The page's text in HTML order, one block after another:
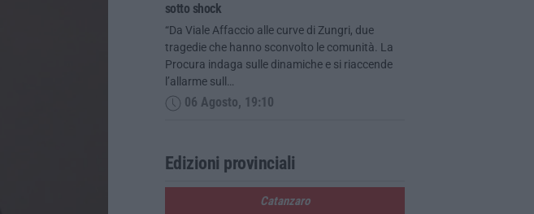
sotto shock
“Da Viale Affaccio alle curve di Zungri, due
tragedie che hanno sconvolto le comunità. La
Procura indaga sulle dinamiche e si riaccende
l’allarme sull…
06 Agosto, 19:10
Edizioni provinciali
Catanzaro